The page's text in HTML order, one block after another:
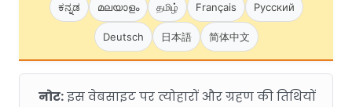
ಕನ್ನಡ മലയാളം தமிழ் Français Русский
Deutsch 日本語 简体中文
नोट:इस वेबसाइट पर त्योहारों और ग्रहण की तिथियों